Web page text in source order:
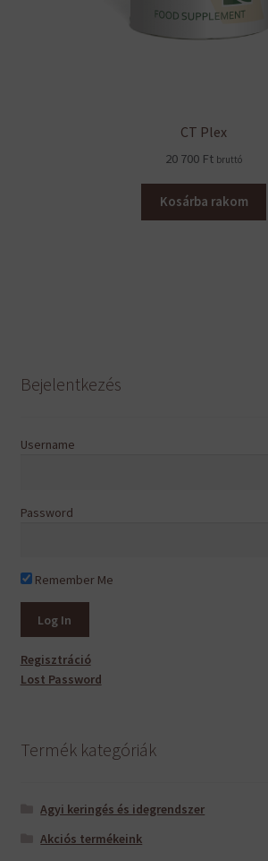
CT Plex
20 700 Ft bruttó
Kosárba rakom
Bejelentkezés
Username
Password
Remember Me
Regisztráció
Lost Password
Termék kategóriák
Agyi keringés és idegrendszer
Akciós termékeink